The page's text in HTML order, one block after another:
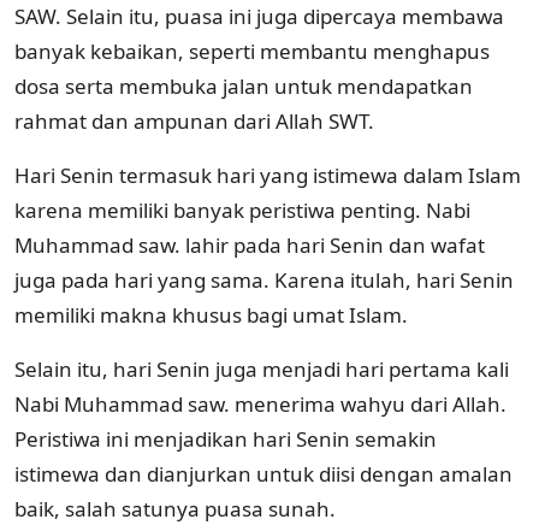
SAW. Selain itu, puasa ini juga dipercaya membawa
banyak kebaikan, seperti membantu menghapus
dosa serta membuka jalan untuk mendapatkan
rahmat dan ampunan dari Allah SWT.
Hari Senin termasuk hari yang istimewa dalam Islam
karena memiliki banyak peristiwa penting. Nabi
Muhammad saw. lahir pada hari Senin dan wafat
juga pada hari yang sama. Karena itulah, hari Senin
memiliki makna khusus bagi umat Islam.
Selain itu, hari Senin juga menjadi hari pertama kali
Nabi Muhammad saw. menerima wahyu dari Allah.
Peristiwa ini menjadikan hari Senin semakin
istimewa dan dianjurkan untuk diisi dengan amalan
baik, salah satunya puasa sunah.